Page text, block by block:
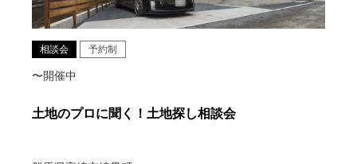
相談会 予約制
〜開催中
土地のプロに聞く！土地探し相談会